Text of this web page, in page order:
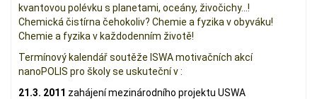
kvantovou polévku s planetami, oceány, živočichy…!
Chemická čistírna čehokoliv? Chemie a fyzika v obyváku!
Chemie a fyzika v každodenním životě!
Termínový kalendář soutěže ISWA motivačních akcí
nanoPOLIS pro školy se uskuteční v :
21.3. 2011 zahájení mezinárodního projektu USWA